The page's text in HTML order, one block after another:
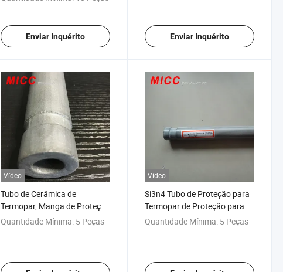
Enviar Inquérito Enviar Inquérito
Vídeo
Tubo de Cerâmica de
Termopar, Manga de Proteção
de Cerâmica de Alumina 99%
Quantidade Mínima: 5 Peças
Vídeo
Si3n4 Tubo de Proteção para
Termopar de Proteção para
Medição de Temperatura de
Quantidade Mínima: 5 Peças